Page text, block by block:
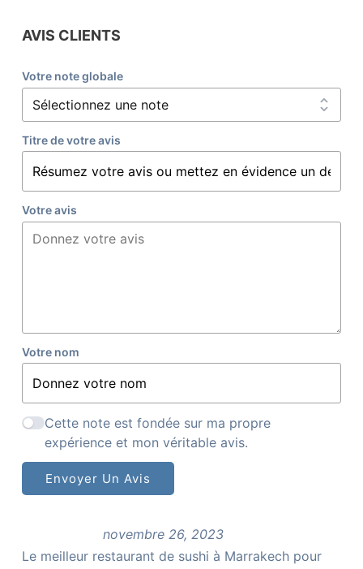
AVIS CLIENTS
Votre note globale
Titre de votre avis
Votre avis
Votre nom
Cette note est fondée sur ma propre
expérience et mon véritable avis.
Envoyer Un Avis
novembre 26, 2023
Le meilleur restaurant de sushi à Marrakech pour